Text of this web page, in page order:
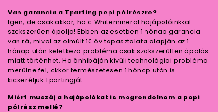
Van garancia a Tparting pepi pótrészre?
Igen, de csak akkor, ha a Whitemineral hajápolóinkkal
szakszerűen ápolja! Ebben az esetben 1 hónap garancia
van rá, mivel az elmúlt 10 év tapasztalata alapján az 1
hónap után keletkező probléma csak szakszerűtlen ápolás
miatt történhet. Ha önhibáján kívüli technológiai probléma
merülne fel, akkor természetesen 1 hónap után is
kicseréljük Tpartingját.
Miért muszáj a hajápolókat is megrendelnem a pepi
pótrész mellé?